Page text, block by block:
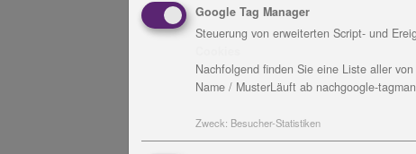
Google Tag Manager
Steuerung von erweiterten Script- und
Nachfolgend finden Sie eine Liste aller
Name / MusterLäuft ab nachgoogle-
Zweck: Besucher-Statistiken